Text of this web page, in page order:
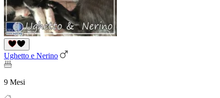
Ughetto e Nerino
9 Mesi